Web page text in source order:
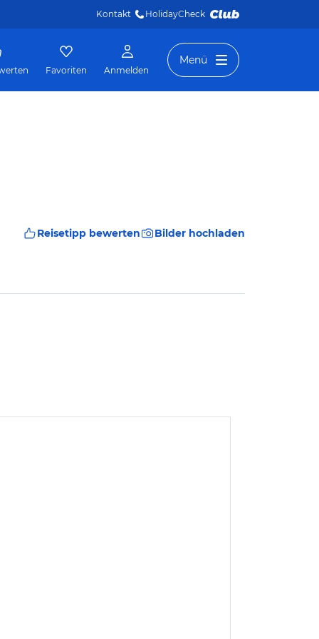
Kontakt HolidayCheck
Favoriten Anmelden
Menü
Reisetipp bewerten Bilder hochladen